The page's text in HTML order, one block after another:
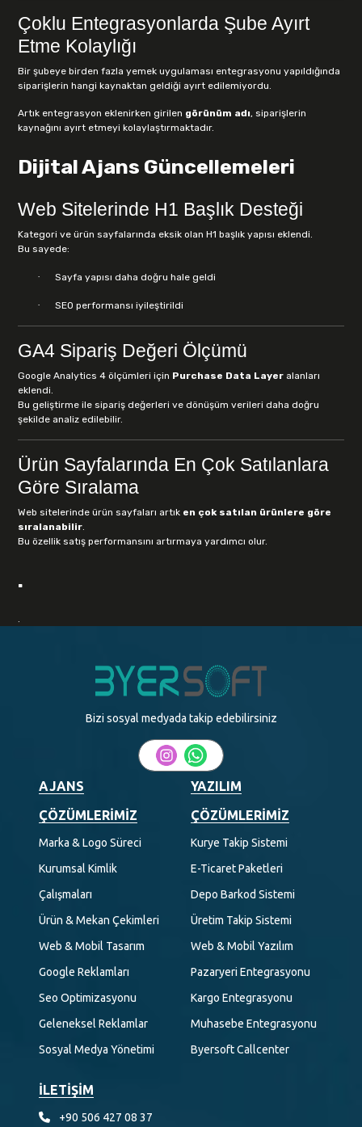
Çoklu Entegrasyonlarda Şube Ayırt
Etme Kolaylığı
Bir şubeye birden fazla yemek uygulaması entegrasyonu yapıldığında
siparişlerin hangi kaynaktan geldiği ayırt edilemiyordu.
Artık entegrasyon eklenirken girilen görünüm adı, siparişlerin
kaynağını ayırt etmeyi kolaylaştırmaktadır.
Dijital Ajans Güncellemeleri
Web Sitelerinde H1 Başlık Desteği
Kategori ve ürün sayfalarında eksik olan H1 başlık yapısı eklendi.
Bu sayede:
· Sayfa yapısı daha doğru hale geldi
· SEO performansı iyileştirildi
GA4 Sipariş Değeri Ölçümü
Google Analytics 4 ölçümleri için Purchase Data Layer alanları
eklendi.
Bu geliştirme ile sipariş değerleri ve dönüşüm verileri daha doğru
şekilde analiz edilebilir.
Ürün Sayfalarında En Çok Satılanlara
Göre Sıralama
Web sitelerinde ürün sayfaları artık en çok satılan ürünlere göre
sıralanabilir
Bu özellik satış performansını artırmaya yardımcı olur.
.
Bizi sosyal medyada takip edebilirsiniz
AJANS
ÇÖZÜMLERIMIZ
Marka & Logo Süreci
Kurumsal Kimlik
Çalışmaları
Ürün & Mekan Çekimleri
Web & Mobil Tasarım
Google Reklamları
Seo Optimizasyonu
Geleneksel Reklamlar
Sosyal Medya Yönetimi
YAZILIM
ÇÖZÜMLERIMIZ
Kurye Takip Sistemi
E-Ticaret Paketleri
Depo Barkod Sistemi
Üretim Takip Sistemi
Web & Mobil Yazılım
Pazaryeri Entegrasyonu
Kargo Entegrasyonu
Muhasebe Entegrasyonu
Byersoft Callcenter
İLETİŞİM
+90 506 427 08 37